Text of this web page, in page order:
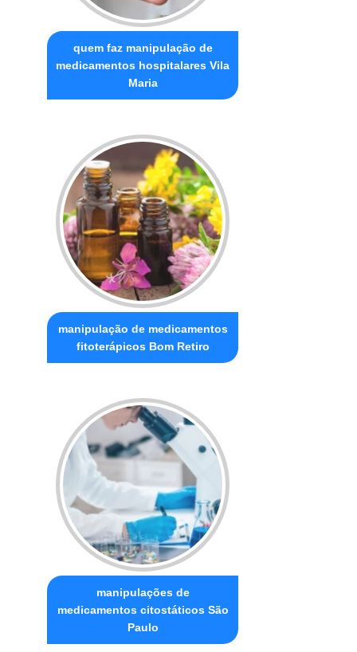
quem faz manipulação de
medicamentos hospitalares Vila
Maria
manipulação de medicamentos
fitoterápicos Bom Retiro
manipulações de
medicamentos citostáticos São
Paulo